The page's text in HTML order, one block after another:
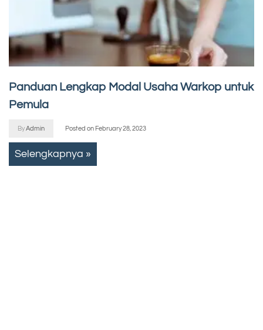
Panduan Lengkap Modal Usaha Warkop untuk
Pemula
ByAdmin Posted on February 28, 2023
Selengkapnya »